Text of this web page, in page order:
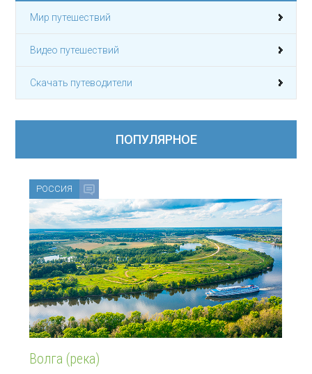
Мир путешествий
Видео путешествий
Скачать путеводители
ПОПУЛЯРНОЕ
РОССИЯ
Волга (река)